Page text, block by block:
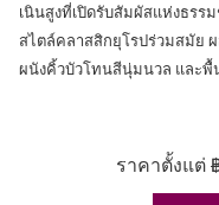
เนินสูงที่เปิดรับสัมผัสแห่งธรร
สไตล์คลาสสิกยุโรปร่วมสมัย
ผนังคิ้วบัวโทนสีนุ่มนวล และ
ภายในห้องจัดสรรสิ่งอำนวยค
พื้นที่แต่งตัว ประตูกระจกบาน
ตัวกลางแจ้งท่ามกลางสวนร่ม
ราคาตั้งแต่